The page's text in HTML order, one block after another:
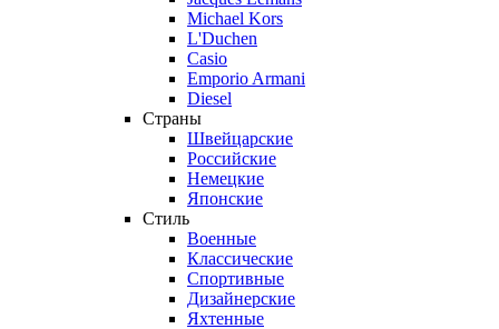
Michael Kors
L'Duchen
Casio
Emporio Armani
Diesel
Страны
Швейцарские
Российские
Немецкие
Японские
Стиль
Военные
Классические
Спортивные
Дизайнерские
Яхтенные